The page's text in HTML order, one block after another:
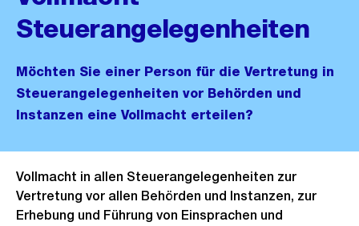
Steuerangelegenheiten
Möchten Sie einer Person für die Vertretung in
Steuerangelegenheiten vor Behörden und
Instanzen eine Vollmacht erteilen?
Vollmacht in allen Steuerangelegenheiten zur
Vertretung vor allen Behörden und Instanzen, zur
Erhebung und Führung von Einsprachen und